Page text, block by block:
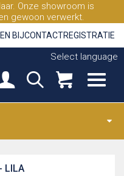
Onze showroom is
gewoon verwerkt.
BIJCONTACTREGISTRATIE
Select language
LILA